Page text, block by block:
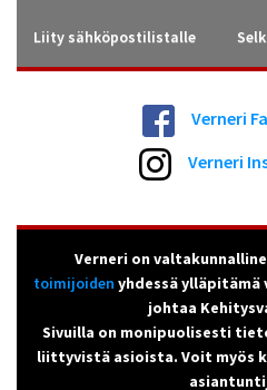
Liity sähköpostilistalle
Verneri
Verneri
Verneri on
toimijoiden yhdessä
johtaa
Sivuilla on monipuolisesti
liittyvistä asioista. Voit myös